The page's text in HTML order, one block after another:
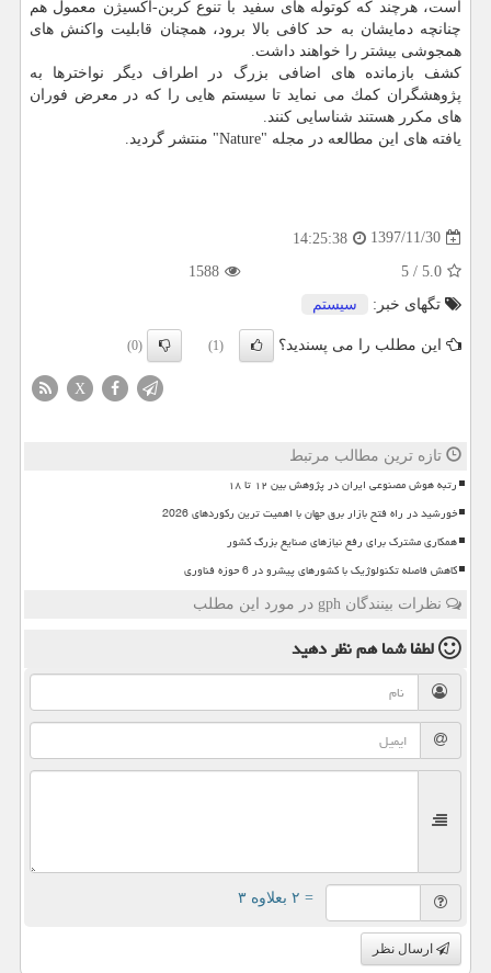
است، هرچند كه كوتوله های سفید با تنوع كربن-اكسیژن معمول هم
چنانچه دمایشان به حد كافی بالا برود، همچنان قابلیت واكنش های
همجوشی بیشتر را خواهند داشت.
كشف بازمانده های اضافی بزرگ در اطراف دیگر نواخترها به
پژوهشگران كمك می نماید تا سیستم هایی را كه در معرض فوران
های مكرر هستند شناسایی كنند.
یافته های این مطالعه در مجله "Nature" منتشر گردید.
1397/11/30
14:25:38
5.0
/
5
1588
تگهای خبر:
سیستم
این مطلب را می پسندید؟ (1)
(0)
X
تازه ترین مطالب مرتبط
رتبه هوش مصنوعی ایران در پژوهش بین ۱۲ تا ۱۸
خورشید در راه فتح بازار برق جهان با اهمیت ترین رکوردهای 2026
همکاری مشترک برای رفع نیازهای صنایع بزرگ کشور
کاهش فاصله تکنولوژیک با کشورهای پیشرو در 6 حوزه فناوری
نظرات بینندگان gph در مورد این مطلب
لطفا شما همنظر دهید
= ۲ بعلاوه ۳
ارسال نظر